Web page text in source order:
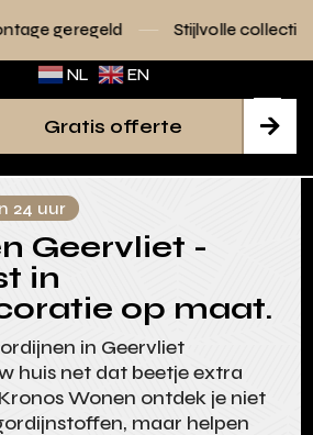
Stijlvolle collecties voor elk
NL EN

Gratis offerte
24 uur
Geervliet -
in
op maat.
in Geervliet
huis net dat beetje extra
Wonen ontdek je niet
maar helpen